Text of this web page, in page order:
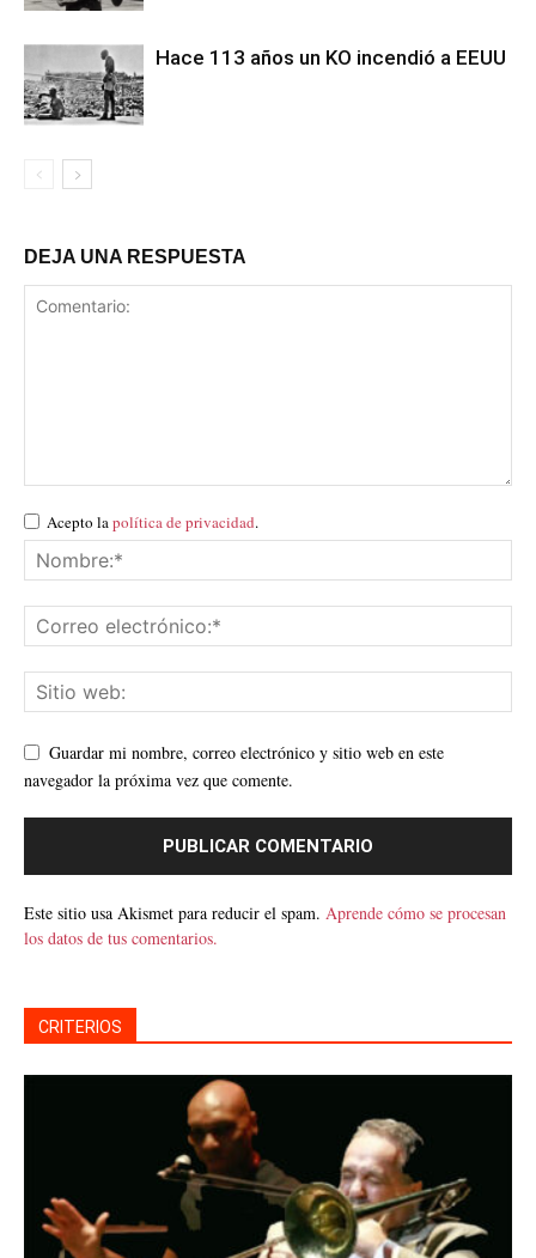
Hace 113 años un KO incendió a EEUU
DEJA UNA RESPUESTA
Acepto la política de privacidad.
Guardar mi nombre, correo electrónico y sitio web en este
navegador la próxima vez que comente.
Este sitio usa Akismet para reducir el spam. Aprende cómo se procesan
los datos de tus comentarios.
CRITERIOS